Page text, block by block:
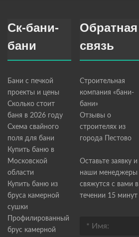
Ск-бани-
бани
Бани с печкой
проекты и цены
Сколько стоит
баня в 2026 году
Схема свайного
поля для бани
Купить баню в
Московской
области
Купить баню из
бруса камерной
сушки
Профилированный
брус камерной
Обратная
связь
Строительная
компания «бани-
бани»
Отзывы о
строителях из
города Пестово
Оставьте заявку и
наши менеджеры
свяжутся с вами в
течении 15 минут